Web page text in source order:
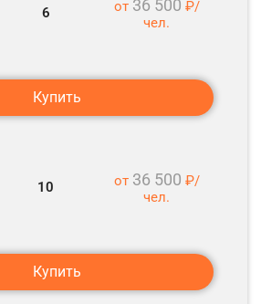
6 от 36 500 ₽/
чел.
Купить
10 от 36 500 ₽/
чел.
Купить